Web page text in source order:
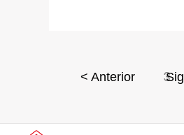
< Anterior 3